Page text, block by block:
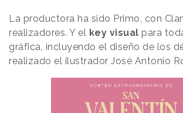
La productora ha sido Primo, con
realizadores. Y el key visual para
gráfica, incluyendo el diseño de los
realizado el ilustrador José Antonio